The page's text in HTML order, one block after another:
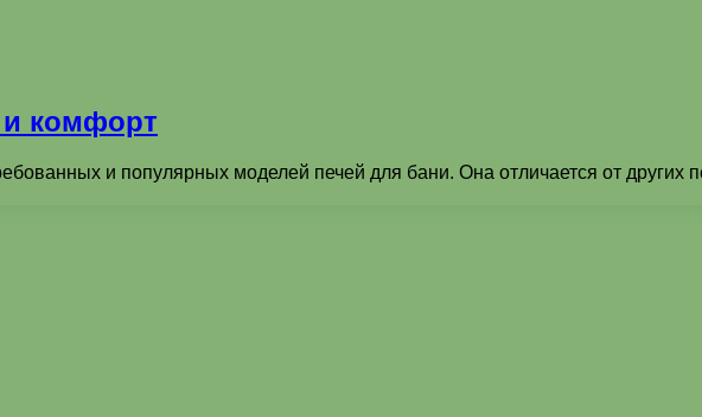
и комфорт
и популярных моделей печей для бани. Она отличается от других